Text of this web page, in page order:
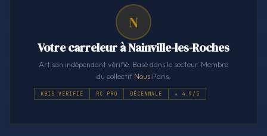
N
Votre carreleur à Nainville-les-Roches
Artisan indépendant vérifié. Basé dans le secteur. Membre
du collectifNous .Paris.
KBIS VÉRIFIÉ RC PRO DÉCENNALE ★ 4.9/5